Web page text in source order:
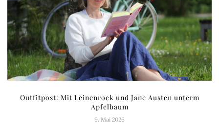
Outfitpost: Mit Leinenrock und Jane Austen unterm
Apfelbaum
9. Mai 2026